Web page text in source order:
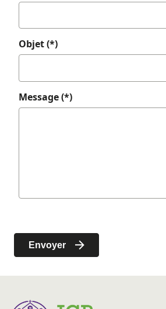
Objet (*)
Message (*)